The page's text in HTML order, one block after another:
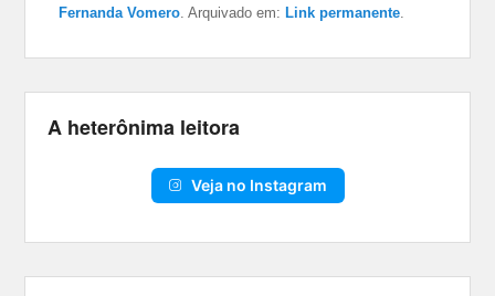
Fernanda Vomero. Arquivado em: Link permanente.
A heterônima leitora
Veja no Instagram